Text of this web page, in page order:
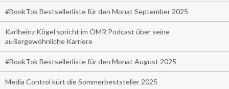
#BookTok Bestsellerliste für den Monat September 2025
Karlheinz Kögel spricht im OMR Podcast über seine
außergewöhnliche Karriere
#BookTok Bestsellerliste für den Monat August 2025
Media Control kürt die Sommerbeststeller 2025